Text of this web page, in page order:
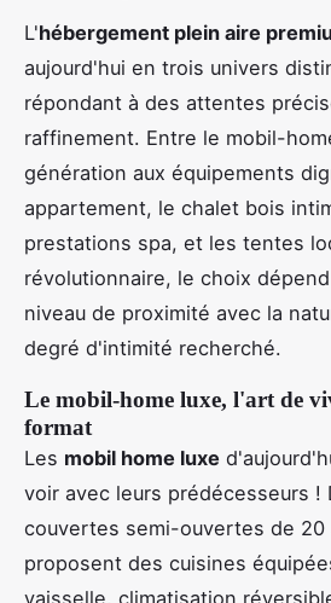
L'hébergement plein aire
aujourd'hui en trois univers
répondant à des attentes
raffinement. Entre le mobil-
génération aux équipements
appartement, le chalet bois
prestations spa, et les tentes
révolutionnaire, le choix
niveau de proximité avec la
degré d'intimité recherché.
Le mobil-home luxe, l'art de
format
Les mobil home luxe
voir avec leurs prédécesseurs !
couvertes semi-ouvertes de 20
proposent des cuisines